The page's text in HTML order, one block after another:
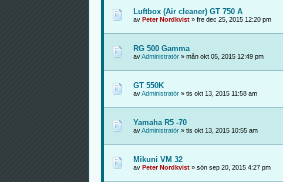
Luftbox (Air cleaner) GT 750 A
av Peter Nordkvist» fre dec 25, 2015 12:20 pm
RG 500 Gamma
avAdministratör» mån okt 05, 2015 12:49 pm
GT 550K
avAdministratör» tis okt 13, 2015 11:58 am
Yamaha R5 -70
avAdministratör» tis okt 13, 2015 10:55 am
Mikuni VM 32
av Peter Nordkvist» sön sep 20, 2015 4:27 pm